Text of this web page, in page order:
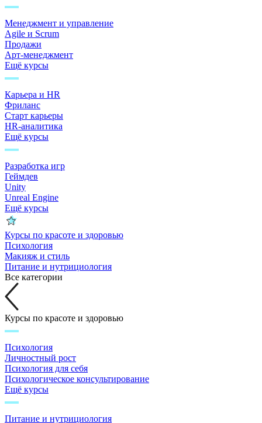
Менеджмент и управление
Agile и Scrum
Продажи
Арт-менеджмент
Ещё курсы
Карьера и HR
Фриланс
Старт карьеры
HR-аналитика
Ещё курсы
Разработка игр
Геймдев
Unity
Unreal Engine
Ещё курсы
Курсы по красоте и здоровью
Психология
Макияж и стиль
Питание и нутрициология
Все категории
Курсы по красоте и здоровью
Психология
Личностный рост
Психология для себя
Психологическое консультирование
Ещё курсы
Питание и нутрициология